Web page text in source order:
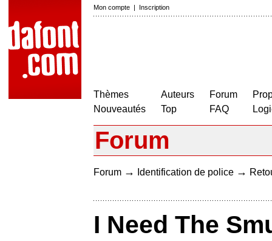
Mon compte | Inscription
Thèmes
Nouveautés
Auteurs
Top
Forum
FAQ
Forum
Forum → Identification de police →
I Need The